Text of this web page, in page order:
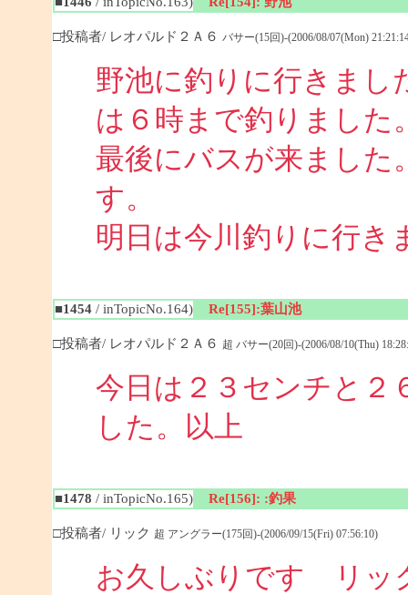
□投稿者/ レオパルド２Ａ６ バサー(15回)-(2006/08/07(Mon)
野池に釣りに行きまし
は６時まで釣りました
最後にバスが来ました
す。
明日は今川釣りに行き
■1454/ inTopicNo.164) Re[155]:葉山池
□投稿者/ レオパルド２Ａ６ 超 バサー(20回)-(2006/08/10(Thu)
今日は２３センチと２
した。以上
■1478 / inTopicNo.165) Re[156]: :釣果
□投稿者/ リック 超 アングラー(175回)-(2006/09/15(Fri) 07:56:10)
お久しぶりです リッ